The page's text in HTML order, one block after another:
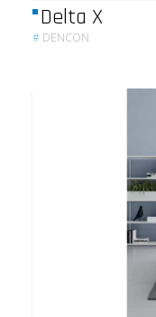
Delta X
# DENCON